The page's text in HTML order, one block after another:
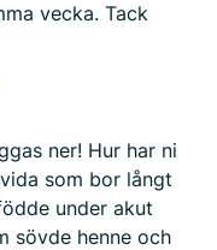
vecka. Tack
ner! Hur har ni
som bor långt
under akut
sövde henne och